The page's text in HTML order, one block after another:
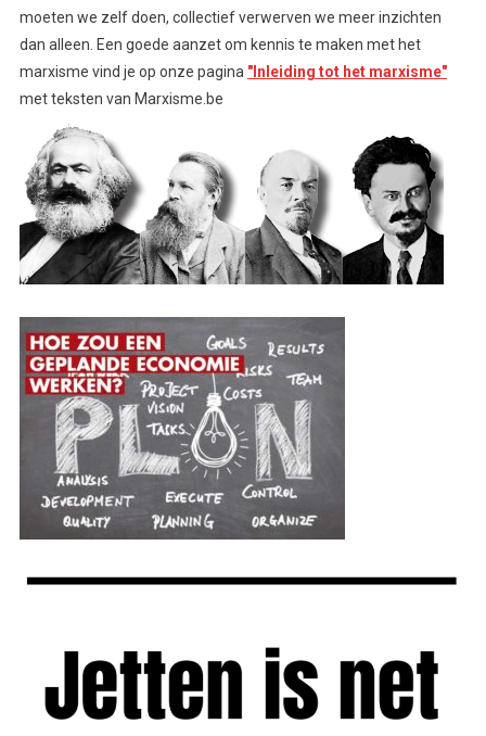
moeten we zelf doen, collectief verwerven we meer inzichten
dan alleen. Een goede aanzet om kennis te maken met het
marxisme vind je op onze pagina "Inleiding tot het marxisme"
met teksten van Marxisme.be